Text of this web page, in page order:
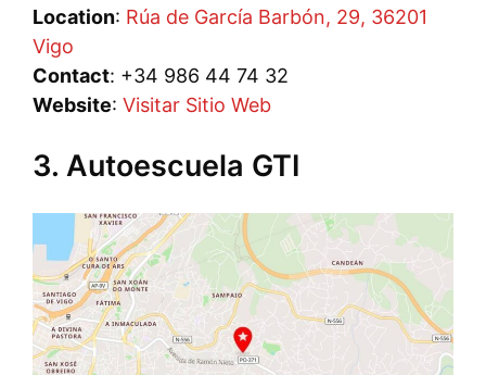
Location: Rúa de García Barbón, 29, 36201
Vigo
Contact: +34 986 44 74 32
Website: Visitar Sitio Web
3. Autoescuela GTI